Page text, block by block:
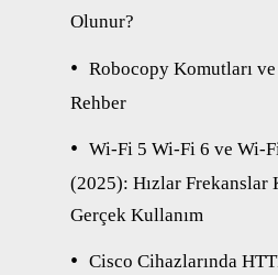
Olunur?
Robocopy Komutları ve
Rehber
Wi-Fi 5 Wi-Fi 6 ve Wi-Fi
(2025): Hızlar Frekanslar
Gerçek Kullanım
Cisco Cihazlarında